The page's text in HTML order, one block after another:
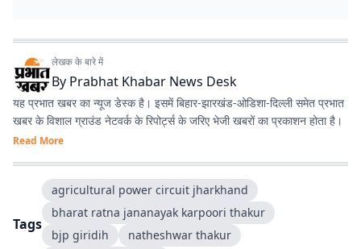
लेखक के बारे में
By Prabhat Khabar News Desk
यह प्रभात खबर का न्यूज डेस्क है। इसमें बिहार-झारखंड-ओडिशा-दिल्‍ली समेत प्रभात
खबर के विशाल ग्राउंड नेटवर्क के रिपोर्ट्स के जरिए भेजी खबरों का प्रकाशन होता है।
Read More
Tags
agricultural power circuit jharkhand
bharat ratna jananayak karpoori thakur
bjp giridih
natheshwar thakur